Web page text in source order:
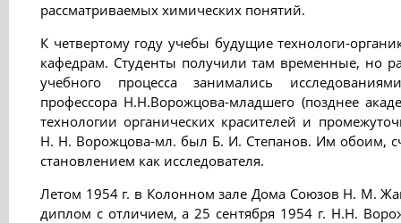
рассматриваемых химических понятий.
К четвертому году учебы будущие технологи-
кафедрам. Студенты получили там временные, но
учебного процесса занимались
профессора Н.Н.Ворожцова-младшего (позднее
технологии органических красителей и
Н. Н. Ворожцова-мл. был Б. И. Степанов. Им обоим,
становлением как исследователя.
Летом 1954 г. в Колонном зале Дома Союзов Н. М.
диплом с отличием, а 25 сентября 1954 г. Н.Н.